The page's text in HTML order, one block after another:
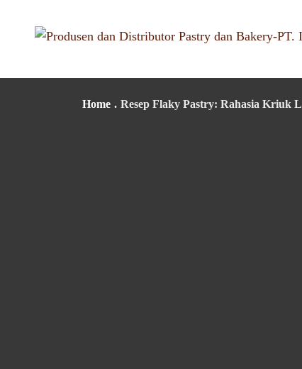
Home . Resep Flaky Pastry: Rahasia Kriuk